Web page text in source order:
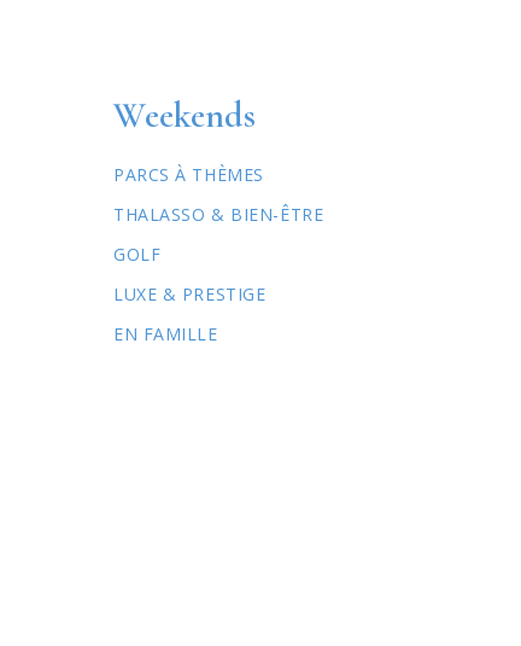
Weekends
PARCS À THÈMES
THALASSO & BIEN-ÊTRE
GOLF
LUXE & PRESTIGE
EN FAMILLE